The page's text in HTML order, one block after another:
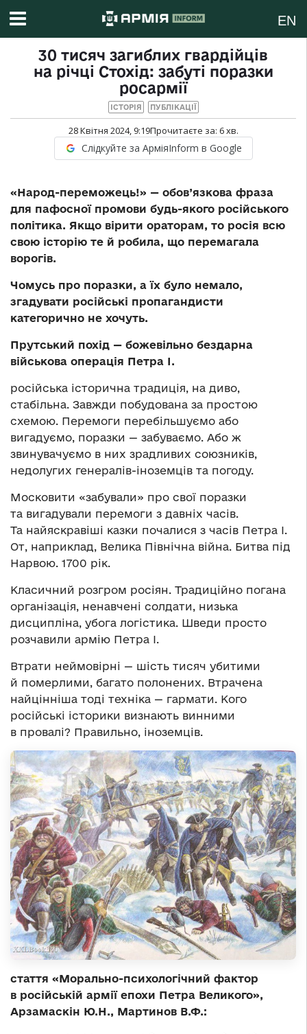
EN
30 тисяч загиблих гвардійців
на річці Стохід: забуті поразки
росармії
ІСТОРІЯ ПУБЛІКАЦІЇ
28 Квітня 2024, 9:19Прочитаєте за: 6хв.
Слідкуйте за АрміяInform в Google
«Народ-переможець!» — обов’язкова фраза
для пафосної промови будь-якого російського
політика. Якщо вірити ораторам, то росія всю
свою історію те й робила, що перемагала
ворогів.
Чомусь про поразки, а їх було немало,
згадувати російські пропагандисти
категорично не хочуть.
Прутський похід — божевільно бездарна
військова операція Петра І.
російська історична традиція, на диво,
стабільна. Завжди побудована за простою
схемою. Перемоги перебільшуємо або
вигадуємо, поразки — забуваємо. Або ж
звинувачуємо в них зрадливих союзників,
недолугих генералів-іноземців та погоду.
Московити «забували» про свої поразки
та вигадували перемоги з давніх часів.
Та найяскравіші казки почалися з часів Петра І.
От, наприклад, Велика Північна війна. Битва під
Нарвою. 1700 рік.
Класичний розгром росіян. Традиційно погана
організація, ненавчені солдати, низька
дисципліна, убога логістика. Шведи просто
розчавили армію Петра І.
Втрати неймовірні — шість тисяч убитими
й померлими, багато полонених. Втрачена
найцінніша тоді техніка — гармати. Кого
російські історики визнають винними
в провалі? Правильно, іноземців.
стаття «Морально-психологічний фактор
в російській армії епохи Петра Великого»,
Арзамаскін Ю.Н., Мартинов В.Ф.: